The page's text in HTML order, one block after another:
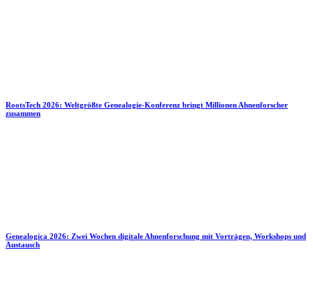
RootsTech 2026: Weltgrößte Genealogie-Konferenz bringt Millionen Ahnenforscher
zusammen
Genealogica 2026: Zwei Wochen digitale Ahnenforschung mit Vorträgen, Workshops und
Austausch